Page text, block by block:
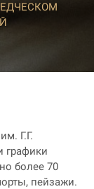
Г.Г.
графики
более 70
пейзажи.